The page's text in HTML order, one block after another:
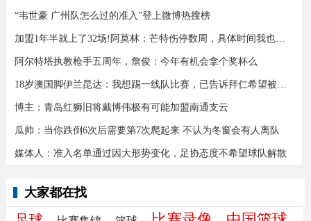
“韦世豪 广州队怎么过的准入”登上微博热搜榜
加盟1年半就上了32场!阿莫林：芒特伤停数周，具体时间我也不知道
阿尔特塔执教枪手五周年，詹俊：今年有机会拿个奖杯么 ​​​
18岁澳国脚伊兰昆达：我想踢一线队比赛，已告诉拜仁希望被外租
博主：青岛红狮旧将戴博伟极有可能加盟南通支云
瓜帅：当你跌倒6次后需要第7次爬起来 不认为冬窗会有人离队
媒体人：准入名单通过因大形势变化，足协态度不希望球队解散
大家都在找